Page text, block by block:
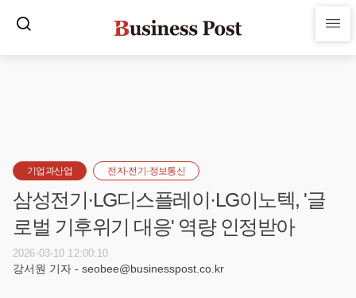
기업과산업 전자·전기·정보통신
삼성전기·LG디스플레이·LG이노텍, '글
로벌 기후위기 대응' 역량 인정받아
2026-03-10 12:00:10
강서원 기자 - seobee@businesspost.co.kr